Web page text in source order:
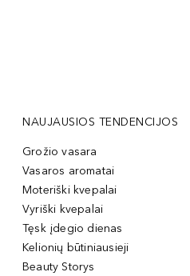
NAUJAUSIOS TENDENCIJOS
Grožio vasara
Vasaros aromatai
Moteriški kvepalai
Vyriški kvepalai
Tęsk įdegio dienas
Kelionių būtiniausieji
Beauty Storys